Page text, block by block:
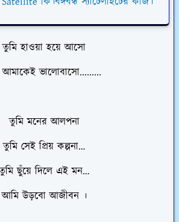
তুমি হাওয়া হয়ে আসো
ভালোবাসো.........
তুমি মনের আলপনা
তুমি সেই প্রিয় কল্পনা…
ছুঁয়ে দিলে এই মন…
আমি উড়বো আজীবন ।